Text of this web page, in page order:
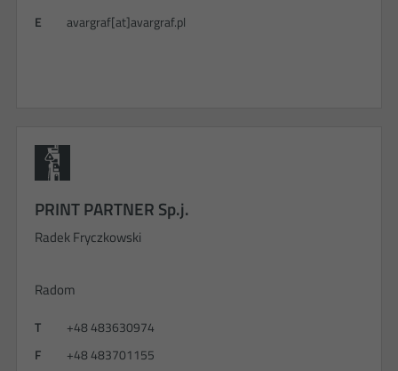
E avargraf[at]avargraf.pl
PRINT PARTNER Sp.j.
Radek Fryczkowski
Radom
T
+48 483630974
F
+48 483701155